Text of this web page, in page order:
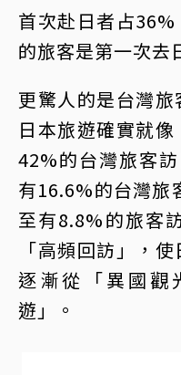
首次赴日者占
的旅客是第一次去
更驚人的是台灣
日本旅遊確實就
42%的台灣旅客
有16.6%的台灣旅
至有8.8%的旅客
「高頻回訪」，
逐漸從「異國觀
遊」。